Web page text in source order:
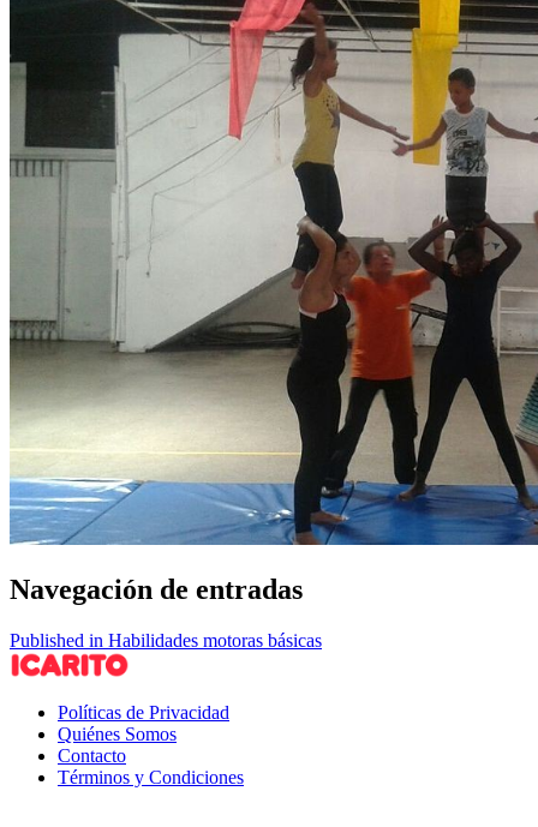
Navegación de entradas
Published in Habilidades motoras básicas
Políticas de Privacidad
Quiénes Somos
Contacto
Términos y Condiciones